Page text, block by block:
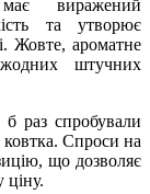
виражений
та утворює
Жовте, ароматне
штучних
б раз спробували
Спроси на
що дозволяє
ціну.